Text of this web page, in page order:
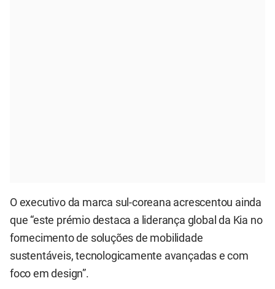
O executivo da marca sul-coreana acrescentou ainda
que “este prémio destaca a liderança global da Kia no
fornecimento de soluções de mobilidade
sustentáveis, tecnologicamente avançadas e com
foco em design”.